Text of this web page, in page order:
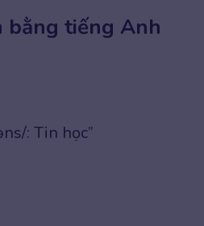
bằng tiếng Anh
: Tin học”